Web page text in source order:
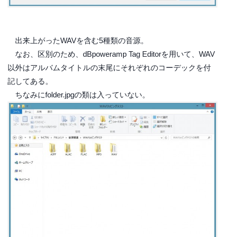
出来上がったWAVを含む5種類の音源。
なお、区別のため、dBpoweramp Tag Editorを用いて、WAV
以外はアルバムタイトルの末尾にそれぞれのコーデックを付
記してある。
ちなみにfolder.jpgの類は入っていない。